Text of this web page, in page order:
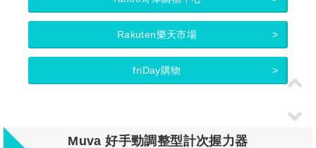
Rakuten樂天市場
friDay購物
Muva 好手勁調整型計次握力器